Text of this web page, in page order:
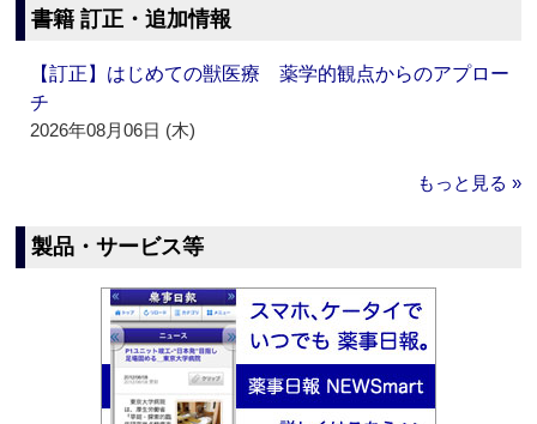
書籍 訂正・追加情報
【訂正】はじめての獣医療 薬学的観点からのアプロー
チ
2026年08月06日 (木)
もっと見る »
製品・サービス等